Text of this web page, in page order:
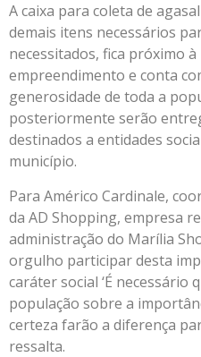
A caixa para coleta de
demais itens necessários
necessitados, fica próximo
empreendimento e conta
generosidade de toda a
posteriormente serão
destinados a entidades
município.
Para Américo Cardinale,
da AD Shopping, empresa
administração do Marília
orgulho participar desta
caráter social ‘É necessário
população sobre a
certeza farão a diferença
ressalta.